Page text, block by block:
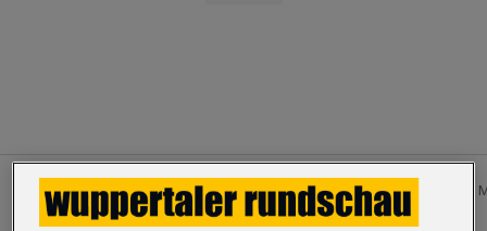
Lokales Bilder: Jana Rokitta ist Leistungssportlerin und